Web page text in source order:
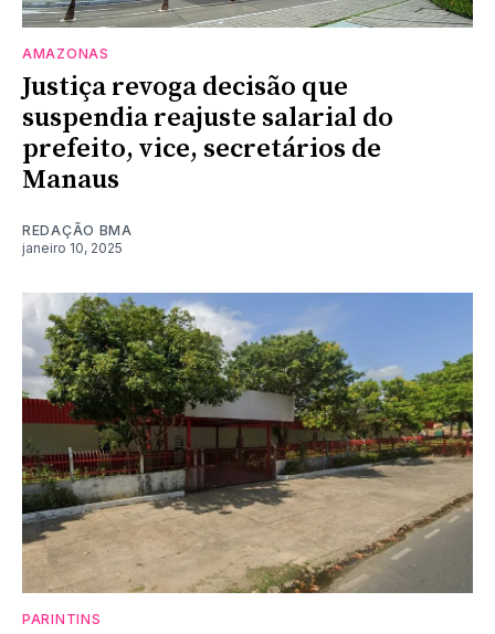
AMAZONAS
Justiça revoga decisão que
suspendia reajuste salarial do
prefeito, vice, secretários de
Manaus
REDAÇÃO BMA
janeiro 10, 2025
PARINTINS